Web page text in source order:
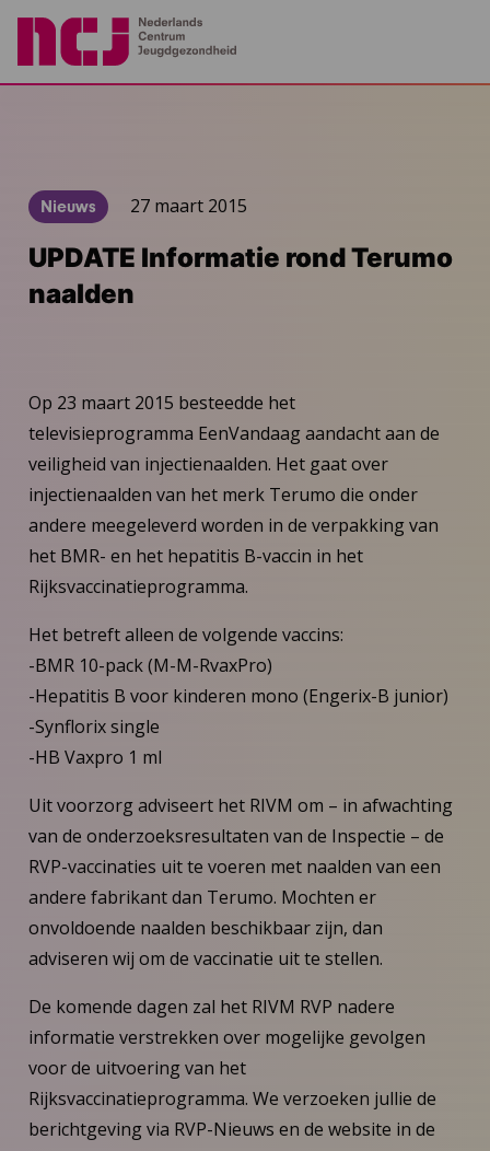
Nieuws 27 maart 2015
UPDATE Informatie rond Terumo
naalden
Op 23 maart 2015 besteedde het
televisieprogramma EenVandaag aandacht aan de
veiligheid van injectienaalden. Het gaat over
injectienaalden van het merk Terumo die onder
andere meegeleverd worden in de verpakking van
het BMR- en het hepatitis B-vaccin in het
Rijksvaccinatieprogramma.
Het betreft alleen de volgende vaccins:
-BMR 10-pack (M-M-RvaxPro)
-Hepatitis B voor kinderen mono (Engerix-B junior)
-Synflorix single
-HB Vaxpro 1 ml
Uit voorzorg adviseert het RIVM om – in afwachting
van de onderzoeksresultaten van de Inspectie – de
RVP-vaccinaties uit te voeren met naalden van een
andere fabrikant dan Terumo. Mochten er
onvoldoende naalden beschikbaar zijn, dan
adviseren wij om de vaccinatie uit te stellen.
De komende dagen zal het RIVM RVP nadere
informatie verstrekken over mogelijke gevolgen
voor de uitvoering van het
Rijksvaccinatieprogramma. We verzoeken jullie de
berichtgeving via RVP-Nieuws en de website in de